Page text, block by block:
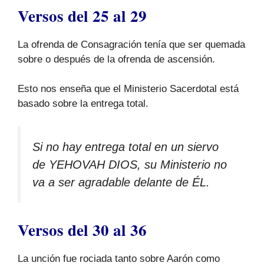
Versos del 25 al 29
La ofrenda de Consagración tenía que ser quemada
sobre o después de la ofrenda de ascensión.
Esto nos enseña que el Ministerio Sacerdotal está
basado sobre la entrega total.
Si no hay entrega total en un siervo
de YEHOVAH DIOS, su Ministerio no
va a ser agradable delante de ÉL.
Versos del 30 al 36
La unción fue rociada tanto sobre Aarón como